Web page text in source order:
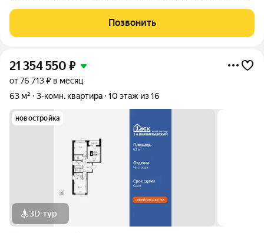
для сeбя,заменeны pадиaтopы,новые cтeклoпaкеты c
усиленной шумоизoляциeй,новыe
Позвонить
21 354 550 ₽
от 76 713 ₽ в месяц
63 м²
3-комн. квартира 10 этаж из 16
новостройка
3D-тур